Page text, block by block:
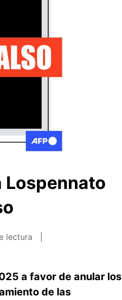
Lospennato
lectura
a favor de anular los
de las